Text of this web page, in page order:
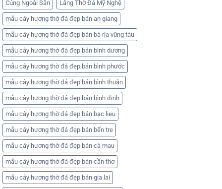
Cúng Ngoài Sân Lăng Thờ Đá Mỹ Nghệ
mẫu cây hương thờ đá đẹp bán an giang
mẫu cây hương thờ đá đẹp bán bà rịa vũng tàu
mẫu cây hương thờ đá đẹp bán bình dương
mẫu cây hương thờ đá đẹp bán bình phước
mẫu cây hương thờ đá đẹp bán bình thuận
mẫu cây hương thờ đá đẹp bán bình định
mẫu cây hương thờ đá đẹp bán bạc lieu
mẫu cây hương thờ đá đẹp bán bến tre
mẫu cây hương thờ đá đẹp bán cà mau
mẫu cây hương thờ đá đẹp bán cần thơ
mẫu cây hương thờ đá đẹp bán gia lai